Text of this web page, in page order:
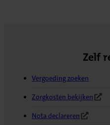
Zelf
Vergoeding zoeken
Zorgkosten bekijken
(Opent in nieuw tabblad)
Nota declareren
(Opent in nieuw tabblad)